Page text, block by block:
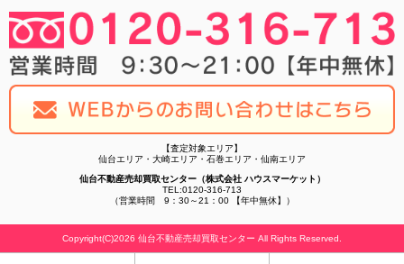
【査定対象エリア】
仙台エリア・大崎エリア・石巻エリア・仙南エリア
仙台不動産売却買取センター（株式会社 ハウスマーケット）
TEL:0120-316-713
（営業時間 9：30～21：00 【年中無休】）
Copyright(C)2026 仙台不動産売却買取センター All Rights Reserved.